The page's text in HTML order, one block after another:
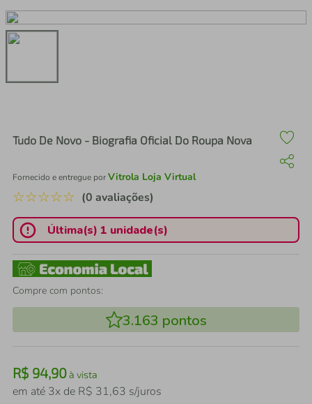
Tudo De Novo - Biografia Oficial Do Roupa Nova
Fornecido e entregue porVitrola Loja Virtual
☆☆☆☆☆ (0 avaliações)
Última(s) 1 unidade(s)
Compre com pontos:
3.163 pontos
R$ 94,90à vista
em até 3x de R$ 31,63 s/juros
2º cafeteira